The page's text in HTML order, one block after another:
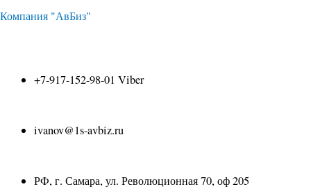
Перейти
содержимому
Компания "АвБиз"
+7-917-152-98-01 Viber
ivanov@1s-avbiz.ru
РФ, г. Самара, ул. Революционная 70, оф 205
Навигация
записям